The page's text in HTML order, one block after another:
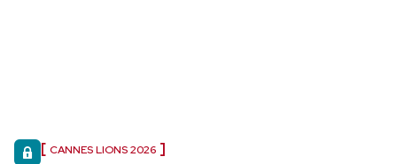
CANNES LIONS 2026